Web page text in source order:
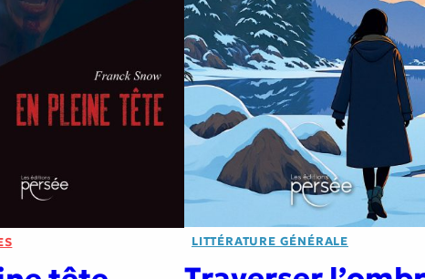
LITTÉRATURE GÉNÉRALE